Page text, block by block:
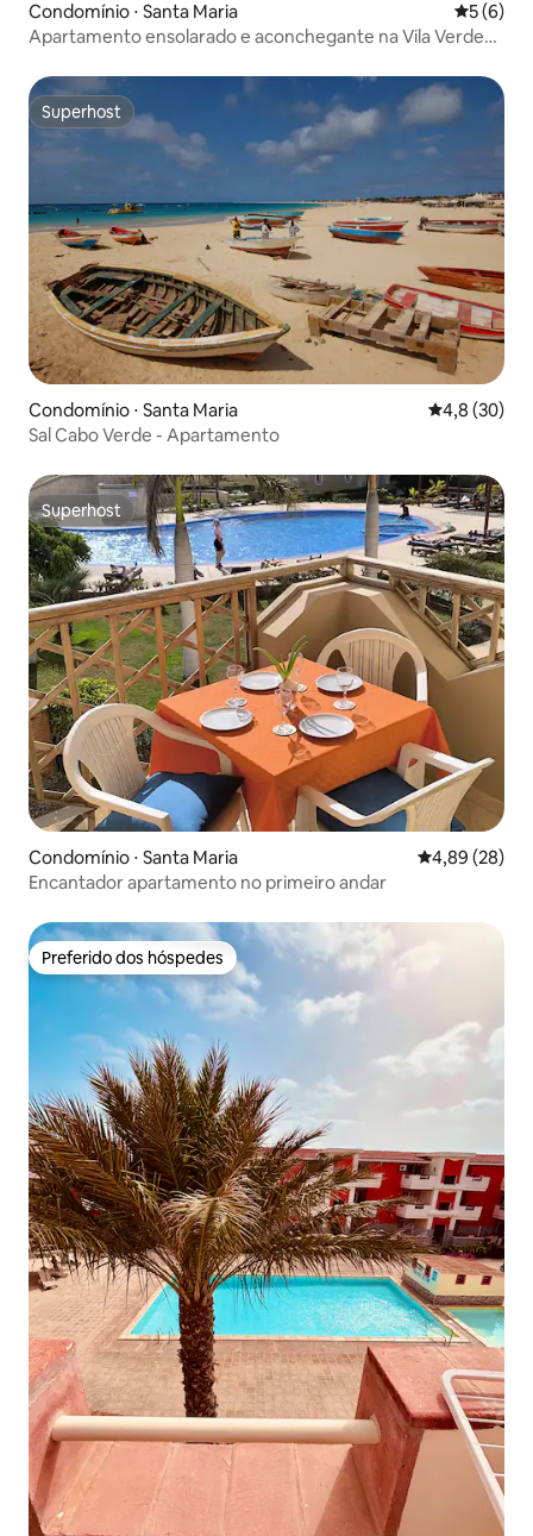
Condomínio ⋅ Santa Maria 5 de
5 (6)
Apartamento ensolarado e aconchegante na Vila Verde
Superhost
Superhost
Condomínio ⋅ Santa Maria 4,8 de uma
4,8 (30)
Sal Cabo Verde - Apartamento
Superhost
Superhost
Condomínio ⋅ Santa Maria 4,89 de uma
4,89 (28)
Encantador apartamento no primeiro andar
Preferido dos hóspedes
Preferido dos hóspedes